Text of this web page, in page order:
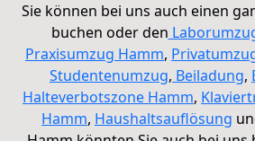
Sie können bei uns auch einen
buchen oder den
Praxisumzug Hamm,
Studentenumzug, Beiladung,
Halteverbotszone Hamm,
Hamm, Haushaltsauflösung